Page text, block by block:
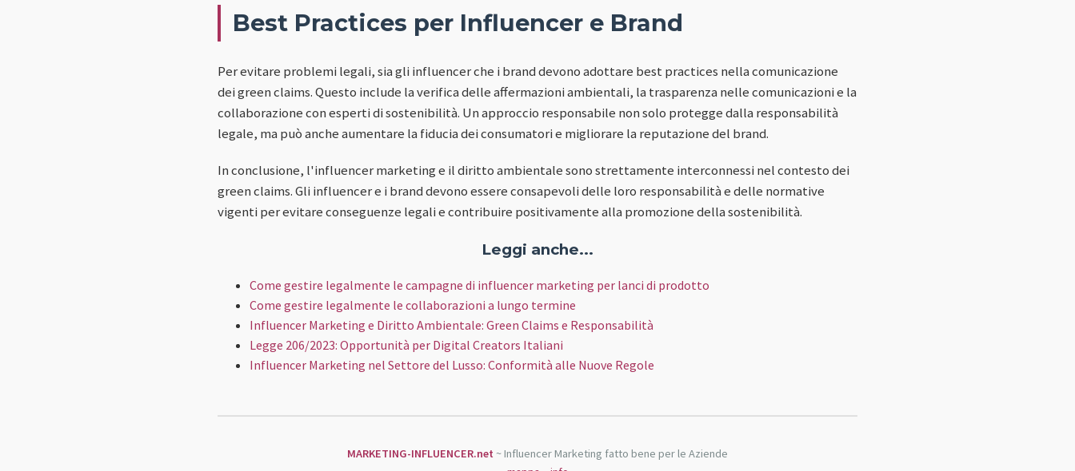
Best Practices per Influencer e Brand
Per evitare problemi legali, sia gli influencer che i brand devono adottare best practices nella comunicazione
dei green claims. Questo include la verifica delle affermazioni ambientali, la trasparenza nelle comunicazioni e la
collaborazione con esperti di sostenibilità. Un approccio responsabile non solo protegge dalla responsabilità
legale, ma può anche aumentare la fiducia dei consumatori e migliorare la reputazione del brand.
In conclusione, l'influencer marketing e il diritto ambientale sono strettamente interconnessi nel contesto dei
green claims. Gli influencer e i brand devono essere consapevoli delle loro responsabilità e delle normative
vigenti per evitare conseguenze legali e contribuire positivamente alla promozione della sostenibilità.
Leggi anche...
Come gestire legalmente le campagne di influencer marketing per lanci di prodotto
Come gestire legalmente le collaborazioni a lungo termine
Influencer Marketing e Diritto Ambientale: Green Claims e Responsabilità
Legge 206/2023: Opportunità per Digital Creators Italiani
Influencer Marketing nel Settore del Lusso: Conformità alle Nuove Regole
MARKETING-INFLUENCER.net ~ Influencer Marketing fatto bene per le Aziende